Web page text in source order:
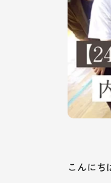
こんに